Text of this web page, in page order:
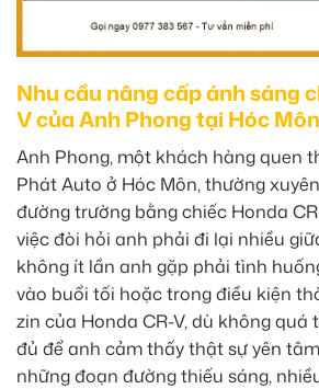
Nhu cầu nâng cấp ánh sáng
V của Anh Phong tại Hóc Môn
Anh Phong, một khách hàng quen
Phát Auto ở Hóc Môn, thường
đường trường bằng chiếc Honda
việc đòi hỏi anh phải đi lại nhiều
không ít lần anh gặp phải tình
vào buổi tối hoặc trong điều kiện
zin của Honda CR-V, dù không quá
đủ để anh cảm thấy thật sự yên
những đoạn đường thiếu sáng,